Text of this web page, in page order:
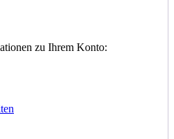
zu Ihrem Konto: